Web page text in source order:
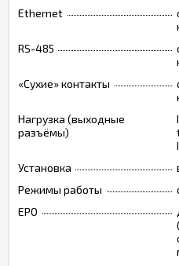
Ethernet
RS-485
«Сухие» контакты
Нагрузка (выходные
разъёмы)
Установка
Режимы работы
EPO